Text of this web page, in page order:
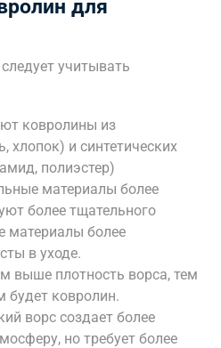
для
учитывать
ковролины из
хлопок) и синтетических
полиэстер)
материалы более
более тщательного
материалы более
в уходе.
выше плотность ворса, тем
будет ковролин.
ворс создает более
но требует более